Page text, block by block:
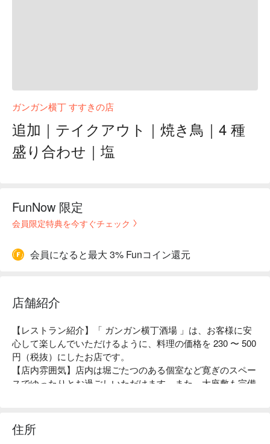
ガンガン横丁 すすきの店
追加｜テイクアウト｜焼き鳥｜4 種
盛り合わせ｜塩
FunNow 限定
会員限定特典を今すぐチェック
会員になると最大 3% Funコイン還元
店舗紹介
【レストラン紹介】「 ガンガン横丁酒場 」は、お客様に安
心して楽しんでいただけるように、料理の価格を 230 〜 500
円（税抜）にしたお店です。
【店内雰囲気】店内は堀ごたつのある個室など寛ぎのスペー
スでゆったりとお過ごしいただけます。また、大座敷も完備
取り揃えております。 ドリンクもジョッキで提供するお腹
も満足になるお店です。 ドリンクも 100 種類以上を取り揃
住所